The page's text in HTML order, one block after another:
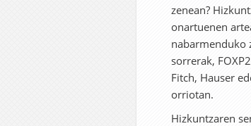
zenean?
onartuenen
nabarmenduko
sorrerak,
Fitch, Hauser
orriotan.
Hizkuntzaren